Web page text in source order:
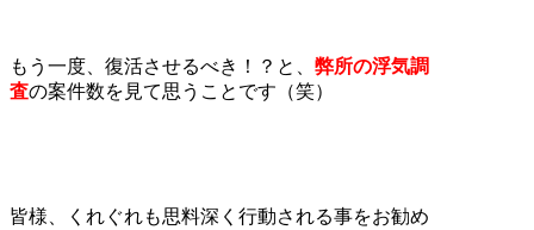
もう一度、復活させるべき！？と、 弊所の浮気調
査の案件数を見て思うことです（笑）
皆様、くれぐれも思料深く行動される事をお勧め